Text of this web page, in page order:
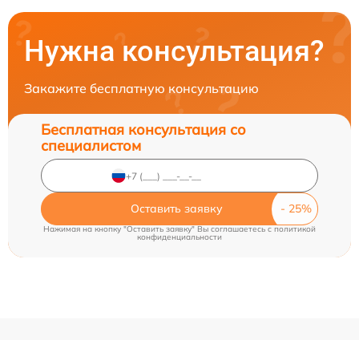
Нужна консультация?
Закажите бесплатную консультацию
Бесплатная консультация со
специалистом
Оставить заявку
Нажимая на кнопку "Оставить заявку" Вы соглашаетесь c политикой
конфиденциальности